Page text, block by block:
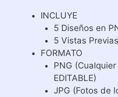
INCLUYE
5 Diseños en
5 Vistas Previas
FORMATO
PNG
EDITABLE)
JPG (Fotos de